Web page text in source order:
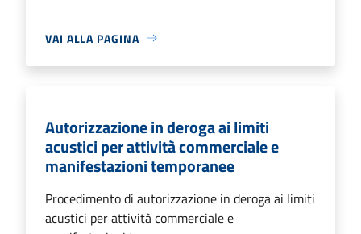
VAI ALLA PAGINA
Autorizzazione in deroga ai limiti
acustici per attività commerciale e
manifestazioni temporanee
Procedimento di autorizzazione in deroga ai limiti
acustici per attività commerciale e